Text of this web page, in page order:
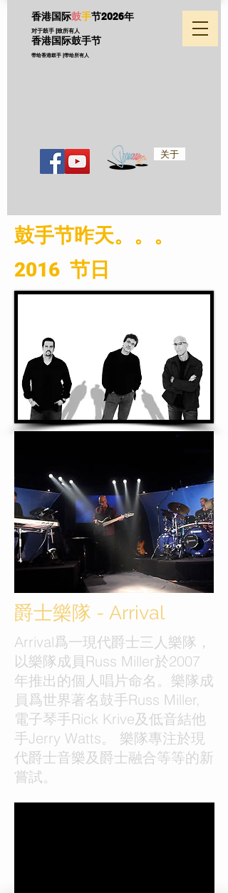
香港国际鼓手节2026年
对于鼓手 |致所有人
香港国际鼓手节
带给香港鼓手 |带给所有人
关于
​鼓手节昨天。。。
2016 节日
爵士樂隊 - Arrival
Arrival爲一現代爵士三人樂隊，
以樂隊成員Russ Miller於2007
年推出的個人唱片命名。樂隊成
員爲世界著名鼓手Russ Miller,
電子琴手Rick Krive及低音結他
手Jerry Watts。 樂隊專注於現
代爵士音樂及爵士融合等等的新
嘗試。